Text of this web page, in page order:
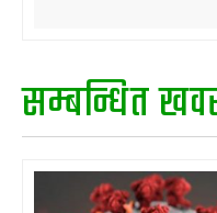
सम्बन्धित